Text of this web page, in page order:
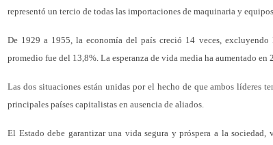
representó un tercio de todas las importaciones de maquinaria y
De 1929 a 1955, la economía del país creció 14 veces,
promedio fue del 13,8%. La esperanza de vida media ha aumentado en
Las dos situaciones están unidas por el hecho de que ambos líderes
principales países capitalistas en ausencia de aliados.
El Estado debe garantizar una vida segura y próspera a la sociedad,